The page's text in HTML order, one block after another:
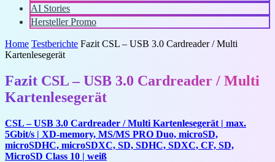
AI Stories
Hersteller Promo
Home Testberichte Fazit CSL – USB 3.0 Cardreader / Multi
Kartenlesegerät
Fazit CSL – USB 3.0 Cardreader / Multi
Kartenlesegerät
CSL – USB 3.0 Cardreader / Multi Kartenlesegerät | max.
5Gbit/s | XD-memory, MS/MS PRO Duo, microSD,
microSDHC, microSDXC, SD, SDHC, SDXC, CF, SD,
MicroSD Class 10 | weiß